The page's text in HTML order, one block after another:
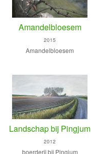
Amandelbloesem
2015
Amandelbloesem
Landschap bij Pingjum
2012
boerderij bij Pingjum